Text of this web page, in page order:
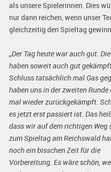
als unsere Spielerinnen. Dies
nur dann reichen, wenn unser
gleichzeitig den Spieltag
„Der Tag heute war auch gut.
haben soweit auch gut
Schluss tatsächlich mal Gas
haben uns in der zweiten
mal wieder zurückgekämpft.
es jetzt erst passiert ist. Das
dass wir auf dem richtigen Weg
zum Spieltag am Reichswald
noch ein bisschen Zeit für die
Vorbereitung. Es wäre schön,